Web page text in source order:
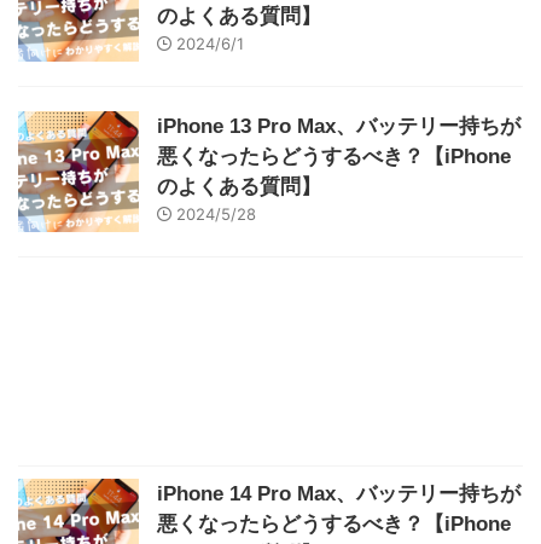
のよくある質問】
2024/6/1
iPhone 13 Pro Max、バッテリー持ちが
悪くなったらどうするべき？【iPhone
のよくある質問】
2024/5/28
iPhone 14 Pro Max、バッテリー持ちが
悪くなったらどうするべき？【iPhone